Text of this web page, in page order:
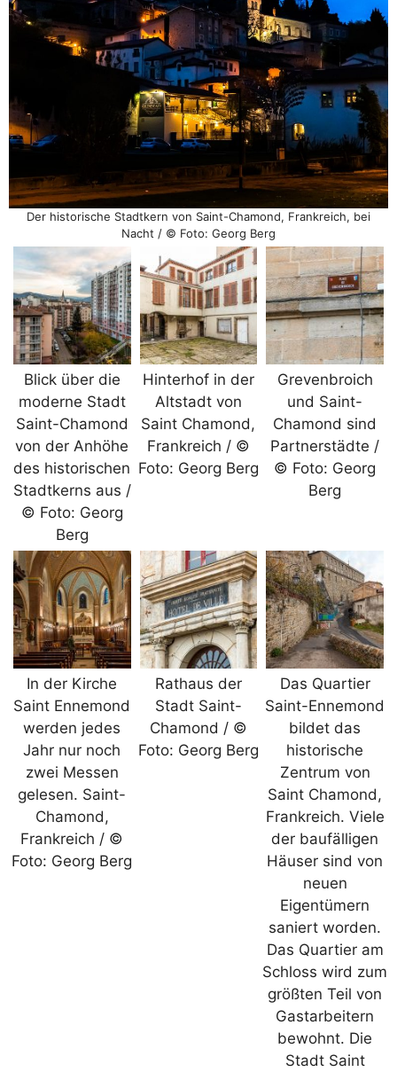
Der historische Stadtkern von Saint-Chamond, Frankreich, bei
Nacht / © Foto: Georg Berg
Blick über die
moderne Stadt
Saint-Chamond
von der Anhöhe
des historischen
Stadtkerns aus /
© Foto: Georg
Berg
Hinterhof in der
Altstadt von
Saint Chamond,
Frankreich / ©
Foto: Georg Berg
Grevenbroich
und Saint-
Chamond sind
Partnerstädte /
© Foto: Georg
Berg
In der Kirche
Saint Ennemond
werden jedes
Jahr nur noch
zwei Messen
gelesen. Saint-
Chamond,
Frankreich / ©
Foto: Georg Berg
Rathaus der
Stadt Saint-
Chamond / ©
Foto: Georg Berg
Das Quartier
Saint-Ennemond
bildet das
historische
Zentrum von
Saint Chamond,
Frankreich. Viele
der baufälligen
Häuser sind von
neuen
Eigentümern
saniert worden.
Das Quartier am
Schloss wird zum
größten Teil von
Gastarbeitern
bewohnt. Die
Stadt Saint